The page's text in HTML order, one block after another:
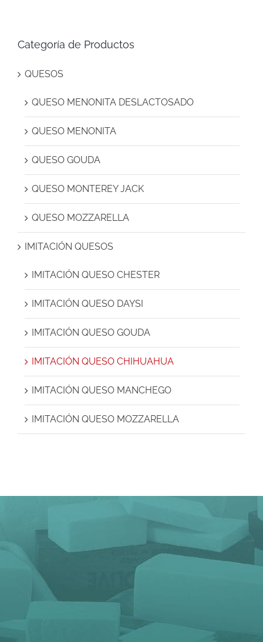
Categoría de Productos
QUESOS
QUESO MENONITA DESLACTOSADO
QUESO MENONITA
QUESO GOUDA
QUESO MONTEREY JACK
QUESO MOZZARELLA
IMITACIÓN QUESOS
IMITACIÓN QUESO CHESTER
IMITACIÓN QUESO DAYSI
IMITACIÓN QUESO GOUDA
IMITACIÓN QUESO CHIHUAHUA
IMITACIÓN QUESO MANCHEGO
IMITACIÓN QUESO MOZZARELLA